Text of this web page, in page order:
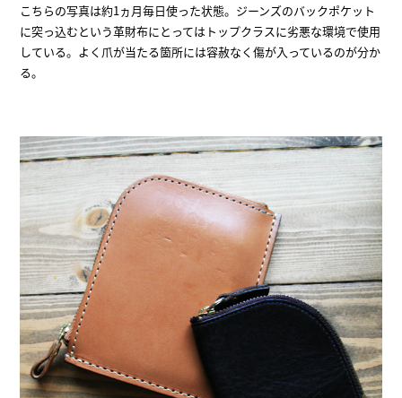
こちらの写真は約1ヵ月毎日使った状態。ジーンズのバックポケット
に突っ込むという革財布にとってはトップクラスに劣悪な環境で使用
している。よく爪が当たる箇所には容赦なく傷が入っているのが分か
る。